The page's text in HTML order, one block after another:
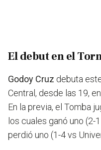
El debut en el
Godoy Cruz debuta
Central, desde las 19,
En la previa, el Tomba
los cuales ganó uno
perdió uno (1-4 vs